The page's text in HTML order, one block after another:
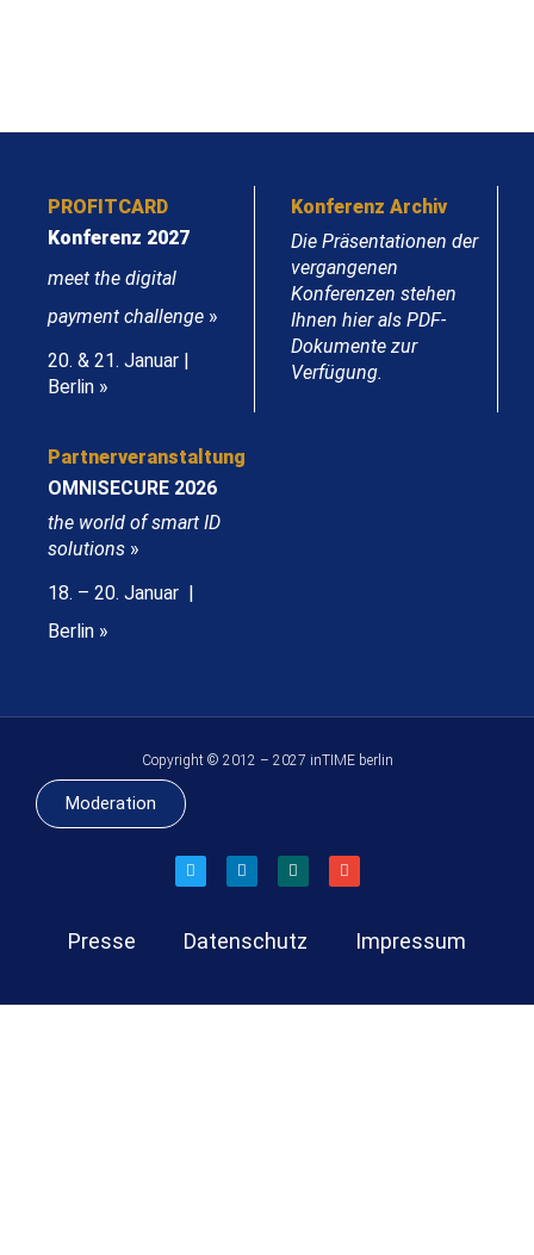
PROFITCARD
Konferenz 2027
meet the digital
payment challenge »
20. & 21. Januar |
Berlin »
Konferenz Archiv
Die Präsentationen der
vergangenen
Konferenzen stehen
Ihnen hier als PDF-
Dokumente zur
Verfügung.
Partnerveranstaltung
OMNISECURE 2026
the world of smart ID
solutions »
18. – 20. Januar |
Berlin »
Copyright © 2012 – 2027 inTIME berlin
Moderation
Presse Datenschutz Impressum